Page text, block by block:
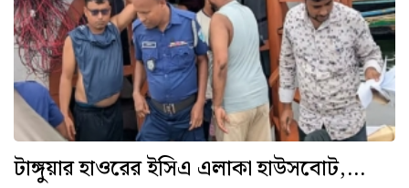
টাঙ্গুয়ার হাওরের ইসিএ এলাকা হাউসবোট,...